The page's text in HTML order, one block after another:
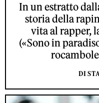
In un estratto
storia della
vita al rapper,
(«Sono in
DI